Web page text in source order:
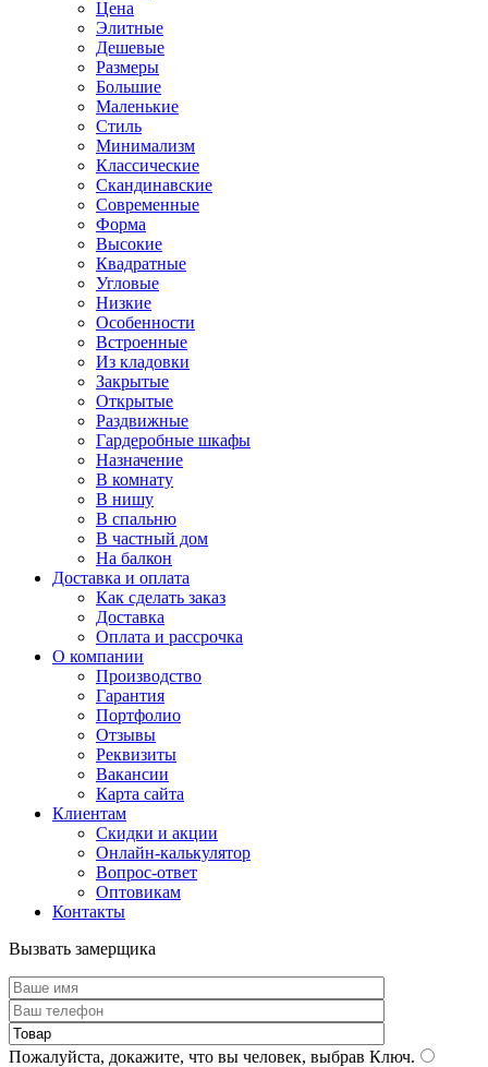
Цена
Элитные
Дешевые
Размеры
Большие
Маленькие
Стиль
Минимализм
Классические
Скандинавские
Современные
Форма
Высокие
Квадратные
Угловые
Низкие
Особенности
Встроенные
Из кладовки
Закрытые
Открытые
Раздвижные
Гардеробные шкафы
Назначение
В комнату
В нишу
В спальню
В частный дом
На балкон
Доставка и оплата
Как сделать заказ
Доставка
Оплата и рассрочка
О компании
Производство
Гарантия
Портфолио
Отзывы
Реквизиты
Вакансии
Карта сайта
Клиентам
Скидки и акции
Онлайн-калькулятор
Вопрос-ответ
Оптовикам
Контакты
Вызвать замерщика
Пожалуйста, докажите, что вы человек, выбрав Ключ.